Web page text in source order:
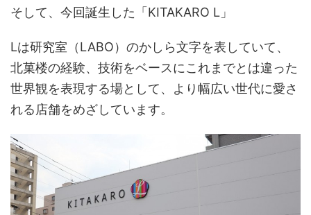
そして、今回誕生した「KITAKARO L」
Lは研究室（LABO）のかしら文字を表していて、
北菓楼の経験、技術をベースにこれまでとは違った
世界観を表現する場として、より幅広い世代に愛さ
れる店舗をめざしています。